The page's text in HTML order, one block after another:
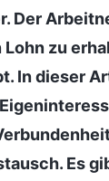
Der
Lohn zu
In dieser
Es